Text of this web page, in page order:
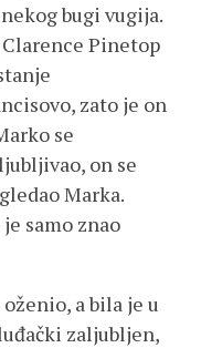
bugi vugija.
Pinetop
zato je on
se
on se
Marka.
samo znao
a bila je u
zaljubljen,